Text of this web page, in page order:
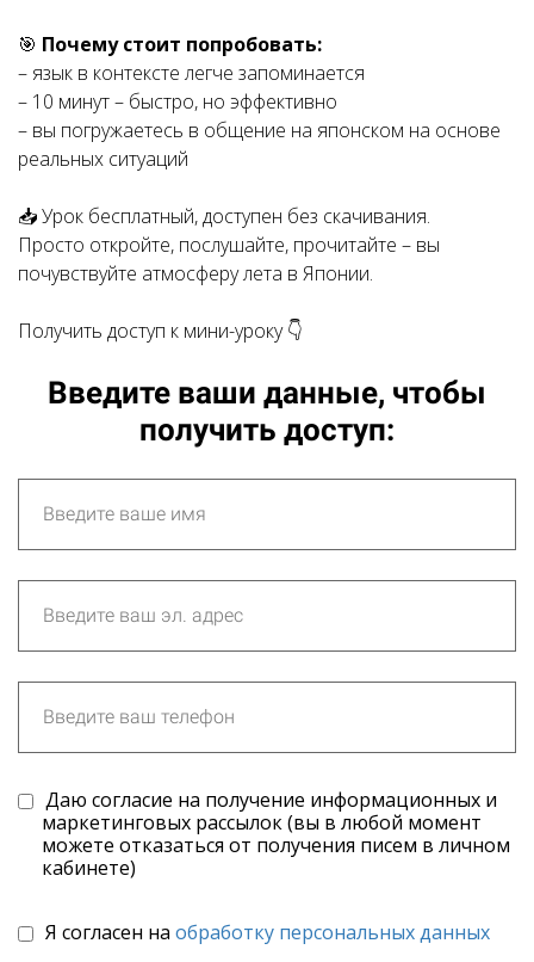
🎯 Почему стоит попробовать:
– язык в контексте легче запоминается
– 10 минут – быстро, но эффективно
– вы погружаетесь в общение на японском на основе
реальных ситуаций
📥 Урок бесплатный, доступен без скачивания.
Просто откройте, послушайте, прочитайте – вы
почувствуйте атмосферу лета в Японии.
Получить доступ к мини-уроку 👇
Введите ваши данные, чтобы
получить доступ:
Даю согласие на получение информационных и
маркетинговых рассылок (вы в любой момент
можете отказаться от получения писем в личном
кабинете)
Я согласен на обработку персональных данных